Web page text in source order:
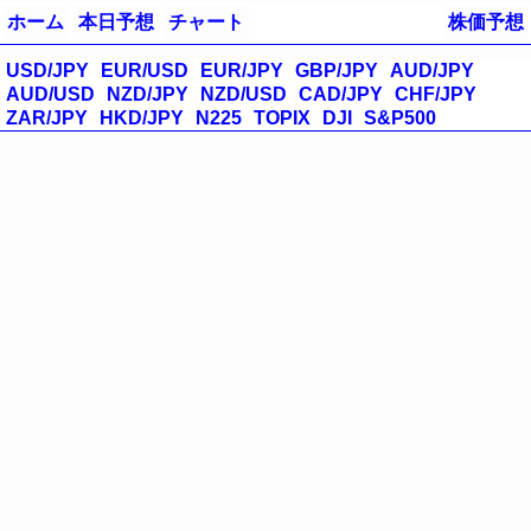
株価予想
ホーム 本日予想 チャート
USD/JPY EUR/USD EUR/JPY GBP/JPY AUD/JPY
AUD/USD
NZD/JPY NZD/USD CAD/JPY CHF/JPY
ZAR/JPY
HKD/JPY N225 TOPIX DJI S&P500